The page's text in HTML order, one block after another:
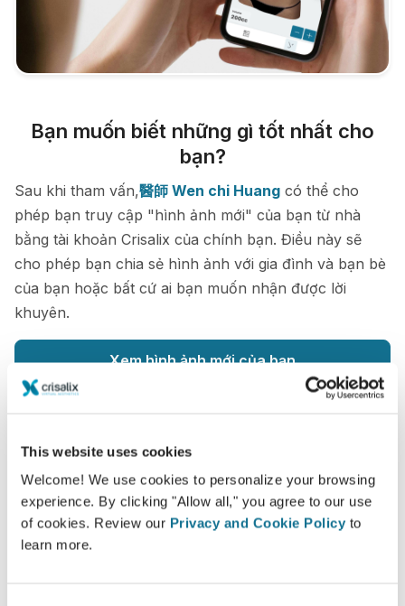
This website uses cookies
Welcome! We use cookies to personalize your browsing
experience. By clicking "Allow all," you agree to our use
of cookies. Review our Privacy and Cookie Policy to
learn more.
Bạn muốn biết những gì tốt nhất cho
bạn?
Sau khi tham vấn,醫師 Wen chi Huang có thể cho
phép bạn truy cập "hình ảnh mới" của bạn từ nhà
bằng tài khoản Crisalix của chính bạn. Điều này sẽ
cho phép bạn chia sẻ hình ảnh với gia đình và bạn bè
của bạn hoặc bất cứ ai bạn muốn nhận được lời
khuyên.
Xem hình ảnh mới của bạn
Dễ dàng và an toàn
Crisalix cam kết bảo vệ quyền riêng tư của bạn
mọi lúc. Máy chủ của chúng tôi được mã hóa